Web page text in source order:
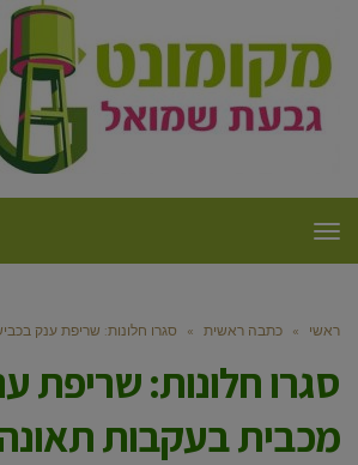
תפריט
ראשי » כתבה ראשית » סגרו חלונות: שריפת ענק
סגרו חלונות: שריפת
מכבית בעקבות